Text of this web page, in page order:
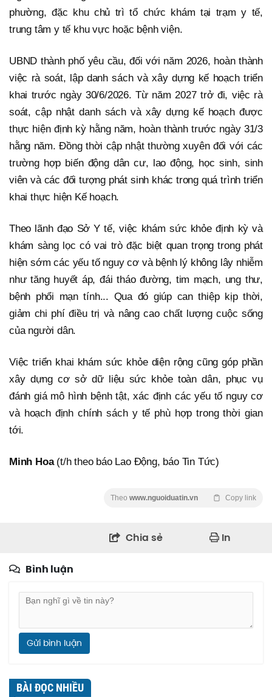
phường, đặc khu chủ trì tổ chức khám tại trạm y tế,
trung tâm y tế khu vực hoặc bệnh viện.
UBND thành phố yêu cầu, đối với năm 2026, hoàn thành
việc rà soát, lập danh sách và xây dựng kế hoạch triển
khai trước ngày 30/6/2026. Từ năm 2027 trở đi, việc rà
soát, cập nhật danh sách và xây dựng kế hoạch được
thực hiện định kỳ hằng năm, hoàn thành trước ngày 31/3
hằng năm. Đồng thời cập nhật thường xuyên đối với các
trường hợp biến động dân cư, lao động, học sinh, sinh
viên và các đối tượng phát sinh khác trong quá trình triển
khai thực hiện Kế hoạch.
Theo lãnh đạo Sở Y tế, việc khám sức khỏe định kỳ và
khám sàng lọc có vai trò đặc biệt quan trọng trong phát
hiện sớm các yếu tố nguy cơ và bệnh lý không lây nhiễm
như tăng huyết áp, đái tháo đường, tim mạch, ung thư,
bệnh phổi mạn tính... Qua đó giúp can thiệp kịp thời,
giảm chi phí điều trị và nâng cao chất lượng cuộc sống
của người dân.
Việc triển khai khám sức khỏe diện rộng cũng góp phần
xây dựng cơ sở dữ liệu sức khỏe toàn dân, phục vụ
đánh giá mô hình bệnh tật, xác định các yếu tố nguy cơ
và hoạch định chính sách y tế phù hợp trong thời gian
tới.
Minh Hoa (t/h theo báo Lao Động, báo Tin Tức)
Theo www.nguoiduatin.vn Copy link
Chia sẻ In
Bình luận
Gửi bình luận
BÀI ĐỌC NHIỀU